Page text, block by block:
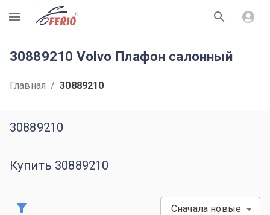
R
30889210 Volvo Плафон салонный
Главная / 30889210
30889210
Купить 30889210
Сначала новые